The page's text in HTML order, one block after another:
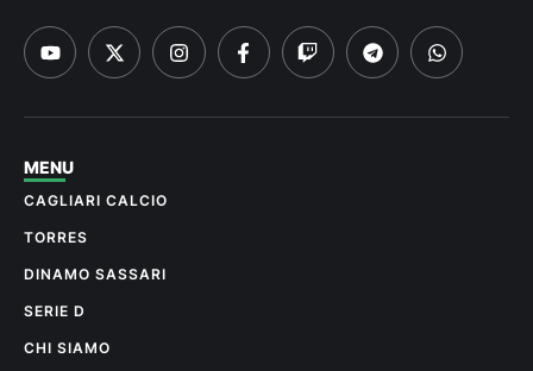
MENU
CAGLIARI CALCIO
TORRES
DINAMO SASSARI
SERIE D
CHI SIAMO